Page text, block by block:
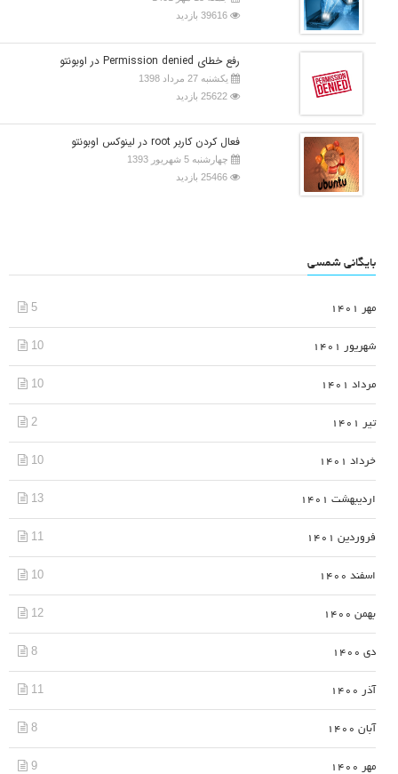
39616 بازدید
رفع خطای Permission denied در اوبونتو
یکشنبه 27 مرداد 1398
25622 بازدید
فعال کردن کاربر root در لینوکس اوبونتو
چهارشنبه 5 شهریور 1393
25466 بازدید
بایگانی شمسی
مهر 1401 5
شهریور 1401 10
مرداد 1401 10
تیر 1401 2
خرداد 1401 10
اردیبهشت 1401 13
فروردین 1401 11
اسفند 1400 10
بهمن 1400 12
دی 1400 8
آذر 1400 11
آبان 1400 8
مهر 1400 9